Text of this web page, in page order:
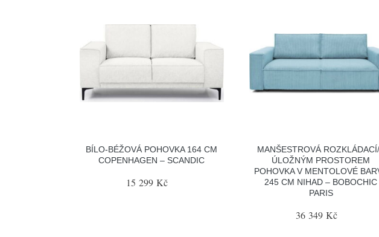
BÍLO-BÉŽOVÁ POHOVKA 164 CM
COPENHAGEN – SCANDIC
15 299 Kč
MANŠESTROVÁ
ÚLOŽNÝM PROSTOREM
POHOVKA V MENTOLOVÉ
245 CM NIHAD – BOBOCHIC
PARIS
36 349 Kč